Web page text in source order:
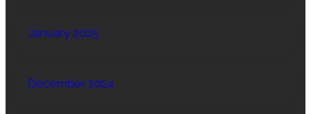
January 2025
December 2024